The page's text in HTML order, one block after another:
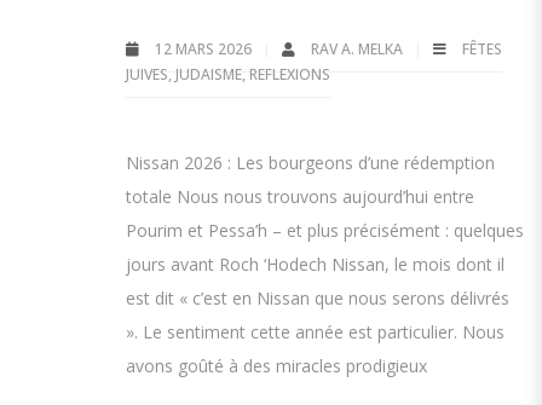
12 MARS 2026 RAV A. MELKA
FÊTES
JUIVES, JUDAISME, REFLEXIONS
Nissan 2026 : Les bourgeons d’une rédemption
totale Nous nous trouvons aujourd’hui entre
Pourim et Pessa’h – et plus précisément : quelques
jours avant Roch ‘Hodech Nissan, le mois dont il
est dit « c’est en Nissan que nous serons délivrés
». Le sentiment cette année est particulier. Nous
avons goûté à des miracles prodigieux